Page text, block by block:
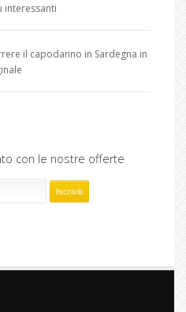
interessanti
il capodanno in Sardegna in
con le nostre offerte